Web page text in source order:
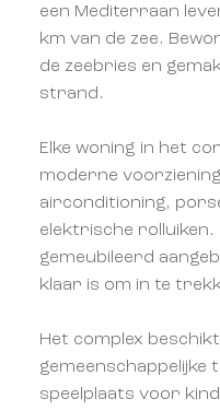
een Mediterraan
km van de zee.
de zeebries en
strand.
Elke woning in het
moderne
airconditioning,
elektrische
gemeubileerd
klaar is om in te
Het complex
gemeenschappelijke
speelplaats voor